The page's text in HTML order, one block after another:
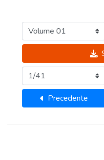
Precedente